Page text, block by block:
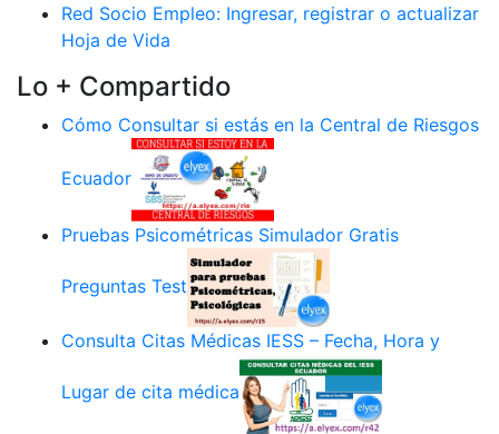
Red Socio Empleo: Ingresar, registrar o actualizar
Hoja de Vida
Lo + Compartido
Cómo Consultar si estás en la Central de Riesgos
Ecuador
Pruebas Psicométricas Simulador Gratis
Preguntas Test
Consulta Citas Médicas IESS – Fecha, Hora y
Lugar de cita médica